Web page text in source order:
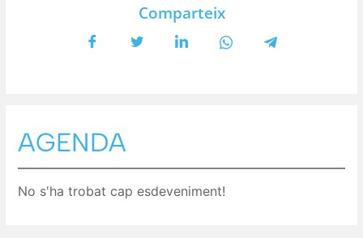
Comparteix
AGENDA
No s'ha trobat cap esdeveniment!